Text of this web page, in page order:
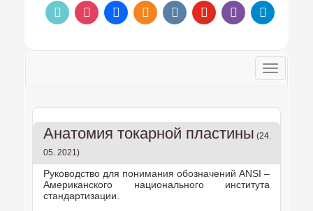
tiktok instagramfacebookodnoklassniki
vkontakteyoutubeviber telegram
Toggle
Анатомия токарной пластины (24.
05. 2021)
Руководство для понимания обозначений ANSI –
Американского национального института
стандартизации.